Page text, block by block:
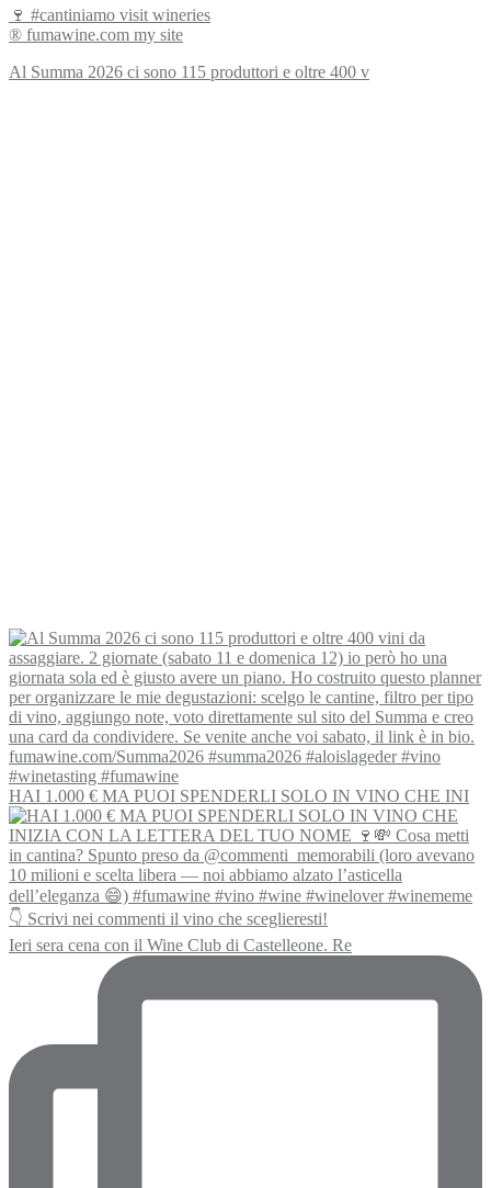
🍷 #cantiniamo visit wineries
® fumawine.com my site
Al Summa 2026 ci sono 115 produttori e oltre 400 v
HAI 1.000 € MA PUOI SPENDERLI SOLO IN VINO CHE INI
Ieri sera cena con il Wine Club di Castelleone. Re